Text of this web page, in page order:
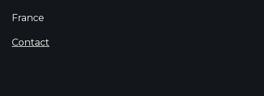
France
Contact